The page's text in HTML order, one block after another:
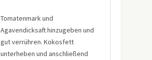
Tomatenmark und
Agavendicksaft hinzugeben und
gut verrühren. Kokosfett
unterheben und anschließend